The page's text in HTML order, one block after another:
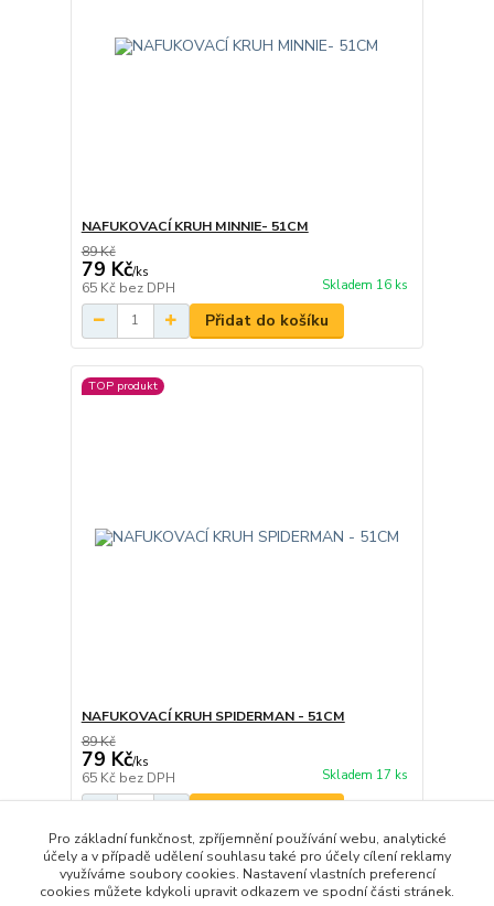
NAFUKOVACÍ KRUH MINNIE- 51CM
89 Kč
79 Kč/ks
65 Kč bez DPH Skladem 16 ks
Přidat do košíku
TOP produkt
NAFUKOVACÍ KRUH SPIDERMAN - 51CM
89 Kč
79 Kč/ks
65 Kč bez DPH Skladem 17 ks
strana z 1
Pro základní funkčnost, zpříjemnění používání webu, analytické
účely a v případě udělení souhlasu také pro účely cílení reklamy
využíváme soubory cookies. Nastavení vlastních preferencí
cookies můžete kdykoli upravit odkazem ve spodní části stránek.